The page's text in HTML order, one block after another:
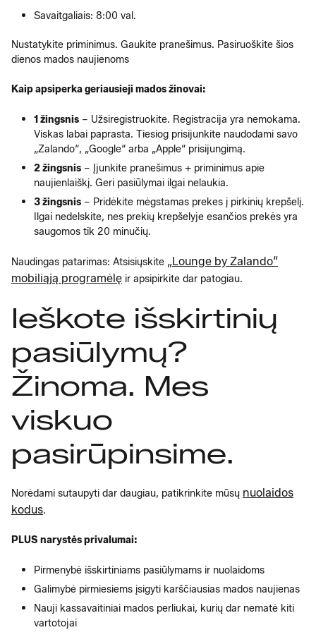
Savaitgaliais: 8:00 val.
Nustatykite priminimus. Gaukite pranešimus. Pasiruoškite šios
dienos mados naujienoms
Kaip apsiperka geriausieji mados žinovai:
1 žingsnis – Užsiregistruokite. Registracija yra nemokama.
Viskas labai paprasta. Tiesiog prisijunkite naudodami savo
„Zalando“, „Google“ arba „Apple“ prisijungimą.
2 žingsnis – Įjunkite pranešimus + priminimus apie
naujienlaiškį. Geri pasiūlymai ilgai nelaukia.
3 žingsnis – Pridėkite mėgstamas prekes į pirkinių krepšelį.
Ilgai nedelskite, nes prekių krepšelyje esančios prekės yra
saugomos tik 20 minučių.
Naudingas patarimas: Atsisiųskite „Lounge by Zalando“
mobiliąją programėlę ir apsipirkite dar patogiau.
Ieškote išskirtinių
pasiūlymų?
Žinoma. Mes
viskuo
pasirūpinsime.
Norėdami sutaupyti dar daugiau, patikrinkite mūsų nuolaidos
kodus.
PLUS narystės privalumai:
Pirmenybė išskirtiniams pasiūlymams ir nuolaidoms
Galimybė pirmiesiems įsigyti karščiausias mados naujienas
Nauji kassavaitiniai mados perliukai, kurių dar nematė kiti
vartotojai